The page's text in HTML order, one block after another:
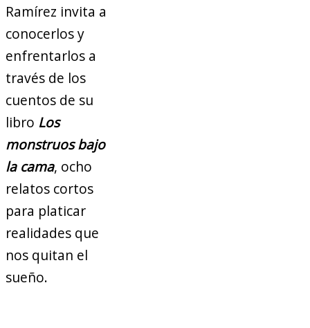
Ramírez invita a
conocerlos y
enfrentarlos a
través de los
cuentos de su
libro Los
monstruos bajo
la cama, ocho
relatos cortos
para platicar
realidades que
nos quitan el
sueño.